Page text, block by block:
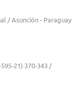
/ Asunción - Paraguay
21) 370-343 /